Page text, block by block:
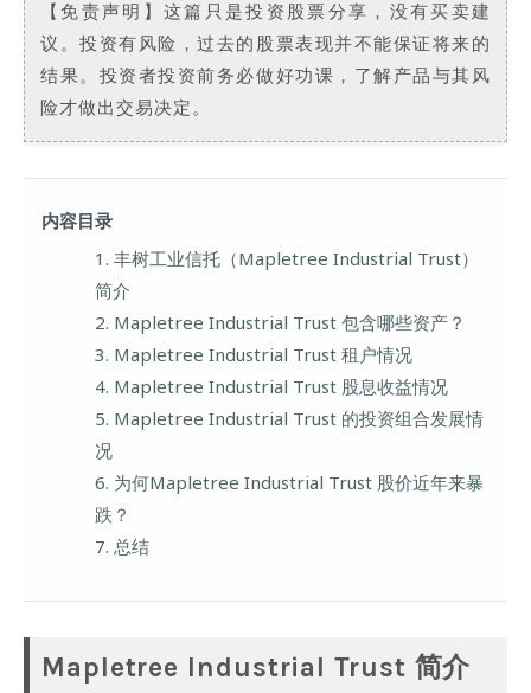
【免责声明】这篇只是投资股票分享，没有买卖建
议。投资有风险，过去的股票表现并不能保证将来的
结果。投资者投资前务必做好功课，了解产品与其风
险才做出交易决定。
内容目录
1. 丰树工业信托（Mapletree Industrial Trust）
简介
2. Mapletree Industrial Trust 包含哪些资产？
3. Mapletree Industrial Trust 租户情况
4. Mapletree Industrial Trust 股息收益情况
5. Mapletree Industrial Trust 的投资组合发展情
况
6. 为何Mapletree Industrial Trust 股价近年来暴
跌？
7. 总结
Mapletree Industrial Trust 简介